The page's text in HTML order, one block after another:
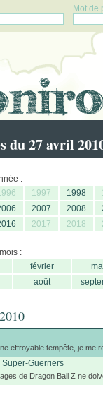
Mot de
du 27 avril
:
1997 1998
2007 2008
2017 2018
:
février
août
effroyable tempête, je me
Super-Guerriers
de Dragon Ball Z ne